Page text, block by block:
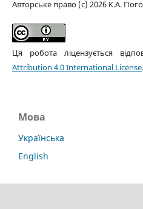
Авторське право (c) 2026 К.А.
Ця робота ліцензується
Attribution 4.0 International License.
Мова
Українська
English